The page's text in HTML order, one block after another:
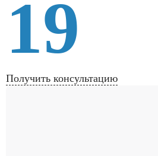
19
Получить консультацию